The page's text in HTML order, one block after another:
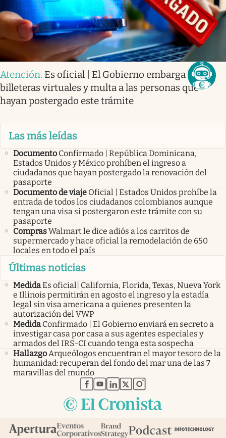
Atención. Es oficial | El Gobierno embarga las
billeteras virtuales y multa a las personas que
hayan postergado este trámite
Las más leídas
Documento Confirmado | República Dominicana,
Estados Unidos y México prohíben el ingreso a
ciudadanos que hayan postergado la renovación del
pasaporte
Documento de viaje Oficial | Estados Unidos prohíbe la
entrada de todos los ciudadanos colombianos aunque
tengan una visa si postergaron este trámite con su
pasaporte
ComprasWalmart le dice adiós a los carritos de
supermercado y hace oficial la remodelación de 650
locales en todo el país
Últimas noticias
MedidaEs oficial| California, Florida, Texas, Nueva York
e Illinois permitirán en agosto el ingreso y la estadía
legal sin visa americana a quienes presenten la
autorización del VWP
Medida Confirmado | El Gobierno enviará en secreto a
investigar casa por casa a sus agentes especiales y
armados del IRS-CI cuando tenga esta sospecha
HallazgoArqueólogos encuentran el mayor tesoro de la
humanidad: recuperan del fondo del mar una de las 7
maravillas del mundo
abre en nueva pestaña
abre en nueva pestaña
abre en nueva pestaña
abre en nueva pestaña
abre en nueva pestaña